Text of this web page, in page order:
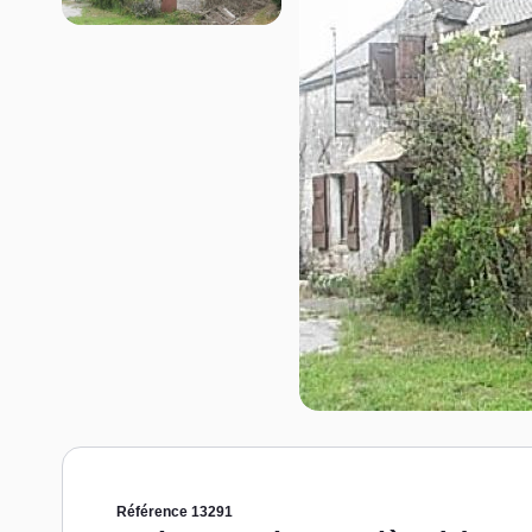
Référence 13291